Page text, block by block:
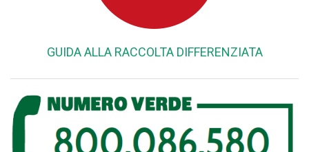
GUIDA ALLA RACCOLTA DIFFERENZIATA